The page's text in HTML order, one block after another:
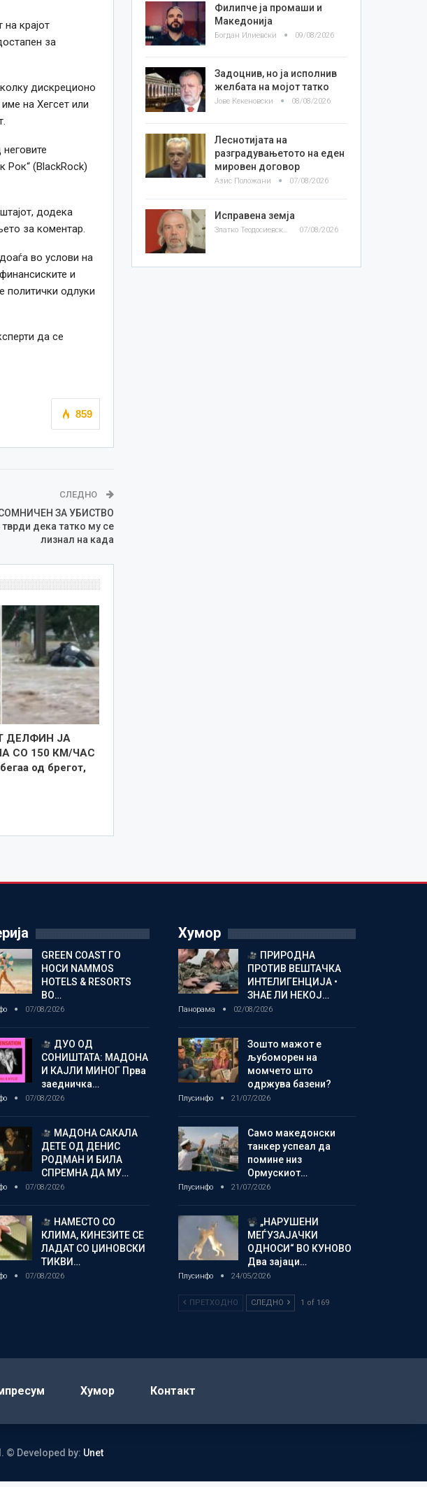
крајот
за
дискреционо
на Хегсет или
неговите
Рок“ (BlackRock)
додека
за коментар.
во услови на
и
политички одлуки
да се
859
СЛЕДНО
ЗА УБИСТВО
дека татко му се
лизнал на када
ДЕЛФИН JA
СО 150 КМ/ЧАС
од брегот,
Филипче ја промаши и
Македонија
Богдан Илиевски 09/08/2026
Задоцнив, но ја исполнив
желбата на мојот татко
Јове Кекеновски 08/08/2026
Леснотијата на
разградувањетото на еден
мировен договор
Азис Положани 07/08/2026
Исправена земја
Златко Теодосиевски 07/08/2026
GREEN COAST ГО
НОСИ NAMMOS
HOTELS & RESORTS
ВО…
07/08/2026
ДУО ОД
СОНИШТАТА: МАДОНА
И КАЈЛИ МИНОГ Прва
заедничка…
07/08/2026
МАДОНА САКАЛА
ДЕТЕ ОД ДЕНИС
РОДМАН И БИЛА
СПРЕМНА ДА МУ…
07/08/2026
НАМЕСТО СО
КЛИМА, КИНЕЗИТЕ СЕ
ЛАДАТ СО ЏИНОВСКИ
ТИКВИ…
07/08/2026
Хумор
ПРИРОДНА
ПРОТИВ ВЕШТАЧКА
ИНТЕЛИГЕНЦИЈА •
ЗНАЕ ЛИ НЕКОЈ…
Панорама 02/08/2026
Зошто мажот е
љубоморен на
момчето што
одржува базени?
Плусинфо 21/07/2026
Само македонски
танкер успеал да
помине низ
Ормускиот…
Плусинфо 21/07/2026
„НАРУШЕНИ
МЕЃУЗАЈАЧКИ
ОДНОСИ“ ВО КУНОВО
Два зајаци…
Плусинфо 24/05/2026
ПРЕТХОДНО СЛЕДНО 1 of 169
Хумор Контакт
© Developed by: Unet